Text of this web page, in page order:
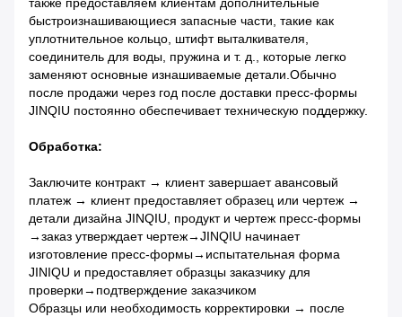
также предоставляем клиентам дополнительные
быстроизнашивающиеся запасные части, такие как
уплотнительное кольцо, штифт выталкивателя,
соединитель для воды, пружина и т. д., которые легко
заменяют основные изнашиваемые детали.Обычно
после продажи через год после доставки пресс-формы
JINQIU постоянно обеспечивает техническую поддержку.
Обработка:
Заключите контракт → клиент завершает авансовый
платеж → клиент предоставляет образец или чертеж →
детали дизайна JINQIU, продукт и чертеж пресс-формы
→заказ утверждает чертеж→JINQIU начинает
изготовление пресс-формы→испытательная форма
JINIQU и предоставляет образцы заказчику для
проверки→подтверждение заказчиком
Образцы или необходимость корректировки → после